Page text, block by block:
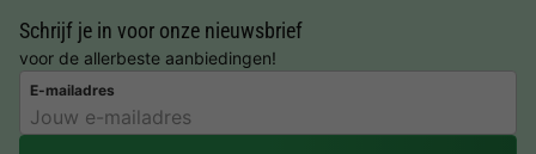
Schrijf je in voor onze nieuwsbrief
voor de allerbeste aanbiedingen!
E-mailadres